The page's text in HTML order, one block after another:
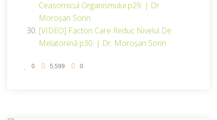
Ceasornicul Organismului p29. | Dr.
Moroșan Sorin
[VIDEO] Factori Care Reduc Nivelul De
Melatonină p30. | Dr. Moroșan Sorin
0 5,599 0